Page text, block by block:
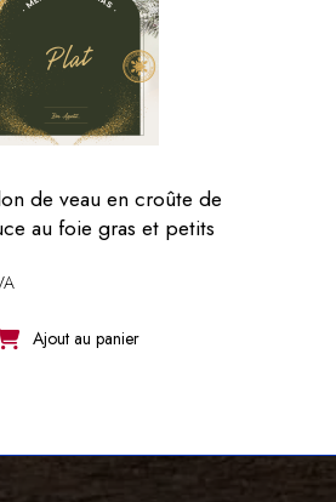
de veau en croûte de
au foie gras et petits
Ajout au panier